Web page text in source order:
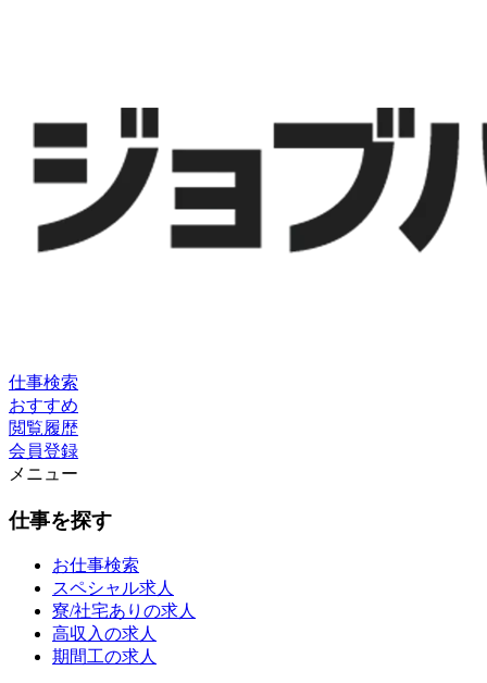
仕事検索
おすすめ
閲覧履歴
会員登録
メニュー
仕事を探す
お仕事検索
スペシャル求人
寮/社宅ありの求人
高収入の求人
期間工の求人